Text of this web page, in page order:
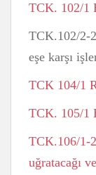
TCK. 102/1
TCK.102/2-
eşe karşı
TCK 104/1
TCK. 105/1
TCK.106/1-
uğratacağı